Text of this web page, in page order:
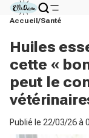
Accueil Santé
Huiles
cette «
peut le
Publié le 22/03/26 à